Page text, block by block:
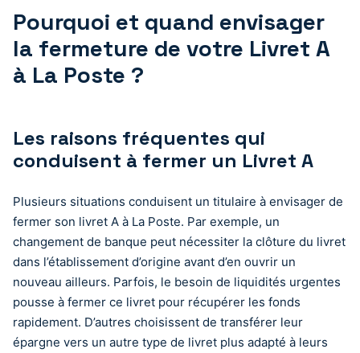
Pourquoi et quand envisager
la fermeture de votre Livret A
à La Poste ?
Les raisons fréquentes qui
conduisent à fermer un Livret A
Plusieurs situations conduisent un titulaire à envisager de
fermer son livret A à La Poste. Par exemple, un
changement de banque peut nécessiter la clôture du livret
dans l’établissement d’origine avant d’en ouvrir un
nouveau ailleurs. Parfois, le besoin de liquidités urgentes
pousse à fermer ce livret pour récupérer les fonds
rapidement. D’autres choisissent de transférer leur
épargne vers un autre type de livret plus adapté à leurs